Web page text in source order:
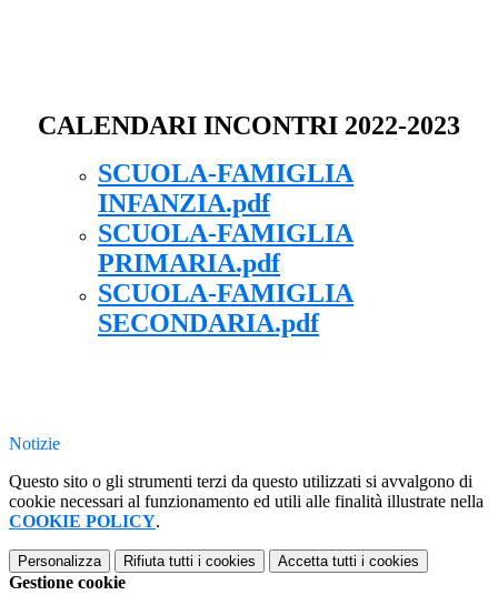
CALENDARI INCONTRI 2022-2023
SCUOLA-FAMIGLIA
INFANZIA.pdf
SCUOLA-FAMIGLIA
PRIMARIA.pdf
SCUOLA-FAMIGLIA
SECONDARIA.pdf
Notizie
Questo sito o gli strumenti terzi da questo utilizzati si avvalgono di
cookie necessari al funzionamento ed utili alle finalità illustrate nella
COOKIE POLICY.
Personalizza Rifiuta tutti i cookies Accetta tutti i cookies
Gestione cookie